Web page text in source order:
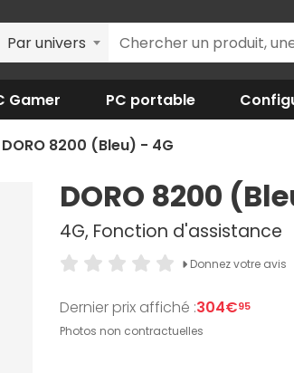
Par univers
Gamer PC portable
DORO 8200 (Bleu) - 4G
DORO 8200
4G, Fonction d'assistance
Donnez votre avis
Dernier prix affiché :304€95
Photos non contractuelles